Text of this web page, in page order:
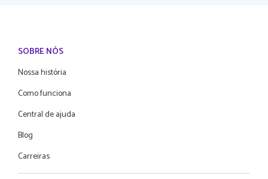
SOBRE NÓS
Nossa história
Como funciona
Central de ajuda
Blog
Carreiras